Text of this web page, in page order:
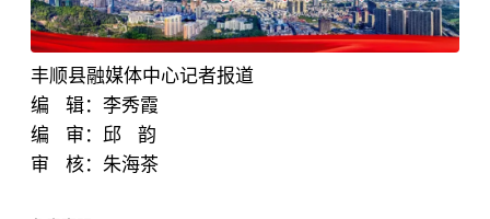
丰顺县融媒体中心记者报道
编 辑： 李秀霞
编 审：邱 韵
审 核：朱海茶